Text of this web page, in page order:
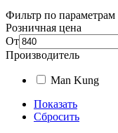
Фильтр по параметрам
Розничная цена
От
Производитель
Man Kung
Показать
Сбросить